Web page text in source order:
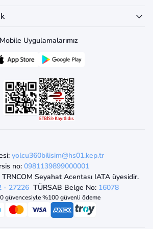
Mobile Uygulamalarımız
yolcu360bilisim@hs01.kep.tr
no: 0981139899000001
TRNCOM Seyahat Acentası IATA üyesidir.
- 27226 TÜRSAB Belge No: 16078
güvencesiyle %100 güvenli ödeme